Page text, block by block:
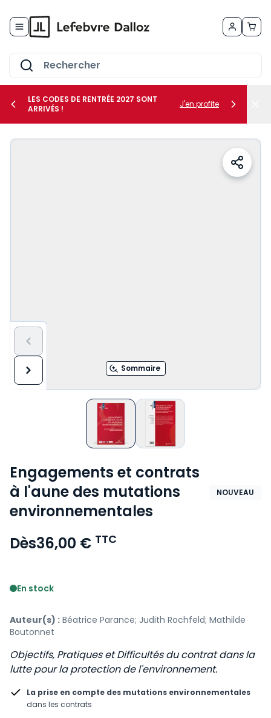
le sous-menu Vos métiers
LES CODES DE RENTRÉE 2027 SONT
ARRIVÉS !
J'en profite
Sommaire
Engagements et contrats
à l'aune des mutations
environnementales
NOUVEAU
Dès36,00 € TTC
En stock
Auteur(s) : Béatrice Parance; Judith Rochfeld; Mathilde
Boutonnet
Objectifs, Pratiques et Difficultés du contrat dans la
lutte pour la protection de l'environnement.
La prise en compte des mutations environnementales
dans les contrats